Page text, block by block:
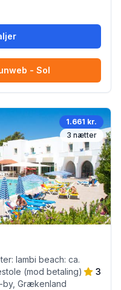
- Sol
1.661 kr.
3 nætter
lambi beach: ca.
(mod betaling)
by, Grækenland
3